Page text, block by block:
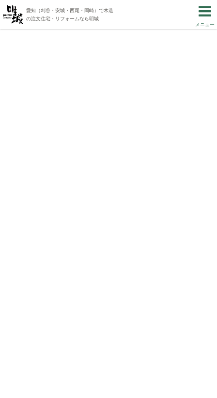
愛知（刈谷・安城・西尾・岡崎）で木造
の注文住宅・リフォームなら明城
メニュー